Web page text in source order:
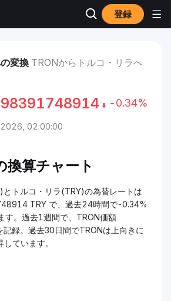
登録
TRON to トルコ・リラ
変換 TRONからトルコ・リラへ
-0.34%
2026, 02:00:00
換算チャート
トルコ・リラ(TRY)の為替レートは
TRY で、過去24時間で-0.34%
す。過去1週間で、TRON価額
録。過去30日間でTRONは上向きに
ています。